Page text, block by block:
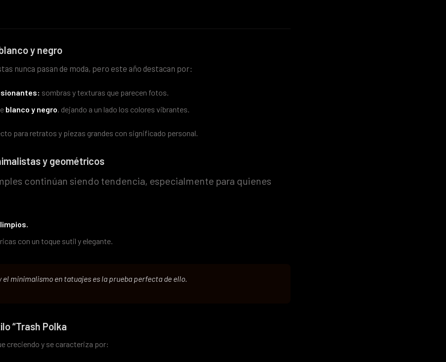
y negro
nunca pasan de moda, pero este año destacan por:
sombras y texturas que parecen fotos.
blanco y negro, dejando a un lado los colores vibrantes.
para retratos y piezas grandes con significado personal.
y geométricos
continúan siendo tendencia, especialmente para quienes
con un toque sutil y elegante.
el minimalismo en tatuajes es la prueba perfecta de ello.
“Trash Polka
creciendo y se caracteriza por: